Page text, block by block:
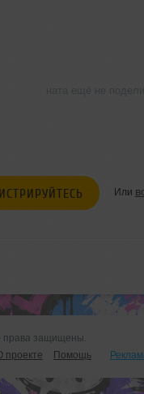
Или
защищены.
проекте Помощь